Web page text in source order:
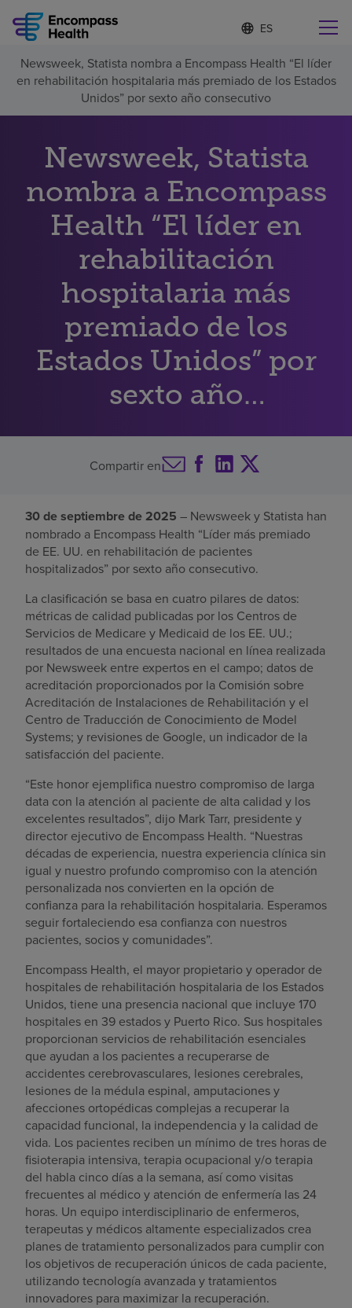
Lista
de
idiomas
contraída
d
o
m
a
e
c
c
i
n
d
Encuentre una localidad cerca de usted
Por qué debe elegirnos
Servicios de rehabilitación
Pacientes y cuidadores
Recursos de salud
Acerca de nosotros
Inversores
Newsweek, Statista nombra a Encompass Health “El líder
en rehabilitación hospitalaria más premiado de los Estados
Unidos” por sexto año consecutivo
Newsweek, Statista
nombra a Encompass
Health “El líder en
rehabilitación
hospitalaria más
premiado de los
Estados Unidos” por
sexto año
consecutivo
Compartir en
30 de septiembre de 2025 – Newsweek y Statista han
nombrado a Encompass Health “Líder más premiado
de EE. UU. en rehabilitación de pacientes
hospitalizados” por sexto año consecutivo.
La clasificación se basa en cuatro pilares de datos:
métricas de calidad publicadas por los Centros de
Servicios de Medicare y Medicaid de los EE. UU.;
resultados de una encuesta nacional en línea realizada
por Newsweek entre expertos en el campo; datos de
acreditación proporcionados por la Comisión sobre
Acreditación de Instalaciones de Rehabilitación y el
Centro de Traducción de Conocimiento de Model
Systems; y revisiones de Google, un indicador de la
satisfacción del paciente.
“Este honor ejemplifica nuestro compromiso de larga
data con la atención al paciente de alta calidad y los
excelentes resultados”, dijo Mark Tarr, presidente y
director ejecutivo de Encompass Health. “Nuestras
décadas de experiencia, nuestra experiencia clínica sin
igual y nuestro profundo compromiso con la atención
personalizada nos convierten en la opción de
confianza para la rehabilitación hospitalaria. Esperamos
seguir fortaleciendo esa confianza con nuestros
pacientes, socios y comunidades”.
Encompass Health, el mayor propietario y operador de
hospitales de rehabilitación hospitalaria de los Estados
Unidos, tiene una presencia nacional que incluye 170
hospitales en 39 estados y Puerto Rico. Sus hospitales
proporcionan servicios de rehabilitación esenciales
que ayudan a los pacientes a recuperarse de
accidentes cerebrovasculares, lesiones cerebrales,
lesiones de la médula espinal, amputaciones y
afecciones ortopédicas complejas a recuperar la
capacidad funcional, la independencia y la calidad de
vida. Los pacientes reciben un mínimo de tres horas de
fisioterapia intensiva, terapia ocupacional y/o terapia
del habla cinco días a la semana, así como visitas
frecuentes al médico y atención de enfermería las 24
horas. Un equipo interdisciplinario de enfermeros,
terapeutas y médicos altamente especializados crea
planes de tratamiento personalizados para cumplir con
los objetivos de recuperación únicos de cada paciente,
utilizando tecnología avanzada y tratamientos
innovadores para maximizar la recuperación.